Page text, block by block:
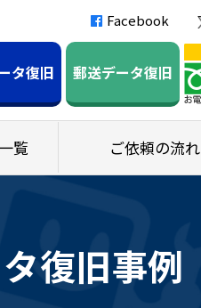
Facebook
タ復旧 郵送データ復旧
覧 ご依頼の流れ
復旧事例